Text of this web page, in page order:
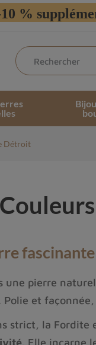
%
Détroit
une pierre
Polie et
strict, la Fordite
. Elle incarne